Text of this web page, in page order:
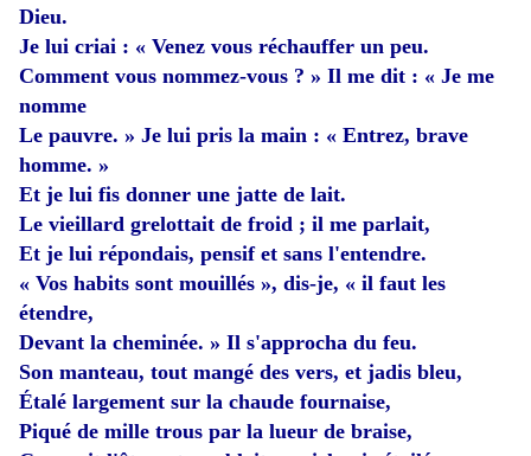
Dieu.
Je lui criai : « Venez vous réchauffer un peu.
Comment vous nommez-vous ? » Il me dit : « Je me
nomme
Le pauvre. » Je lui pris la main : « Entrez, brave
homme. »
Et je lui fis donner une jatte de lait.
Le vieillard grelottait de froid ; il me parlait,
Et je lui répondais, pensif et sans l'entendre.
« Vos habits sont mouillés », dis-je, « il faut les
étendre,
Devant la cheminée. » Il s'approcha du feu.
Son manteau, tout mangé des vers, et jadis bleu,
Étalé largement sur la chaude fournaise,
Piqué de mille trous par la lueur de braise,